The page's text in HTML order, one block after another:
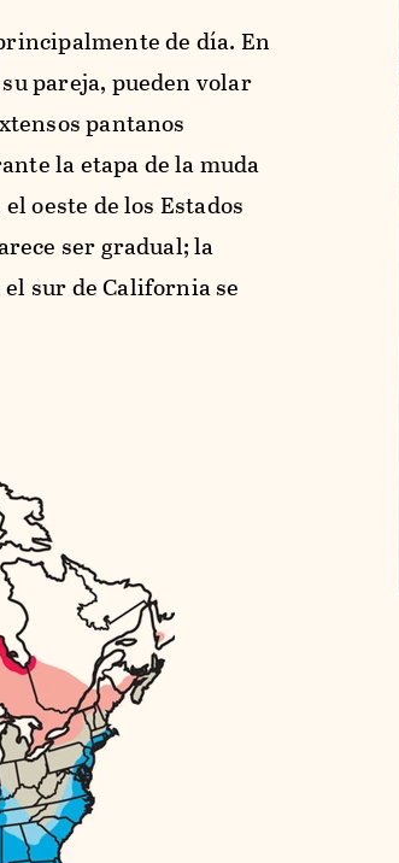
de día. En
pareja, pueden volar
pantanos
la etapa de la muda
oeste de los Estados
ser gradual; la
sur de California se